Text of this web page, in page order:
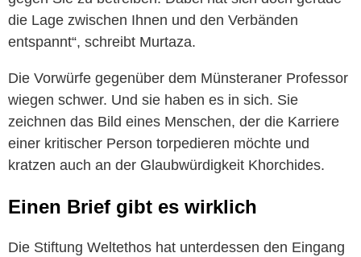
die Lage zwischen Ihnen und den Verbänden
entspannt“, schreibt Murtaza.
Die Vorwürfe gegenüber dem Münsteraner Professor
wiegen schwer. Und sie haben es in sich. Sie
zeichnen das Bild eines Menschen, der die Karriere
einer kritischer Person torpedieren möchte und
kratzen auch an der Glaubwürdigkeit Khorchides.
Einen Brief gibt es wirklich
Die Stiftung Weltethos hat unterdessen den Eingang